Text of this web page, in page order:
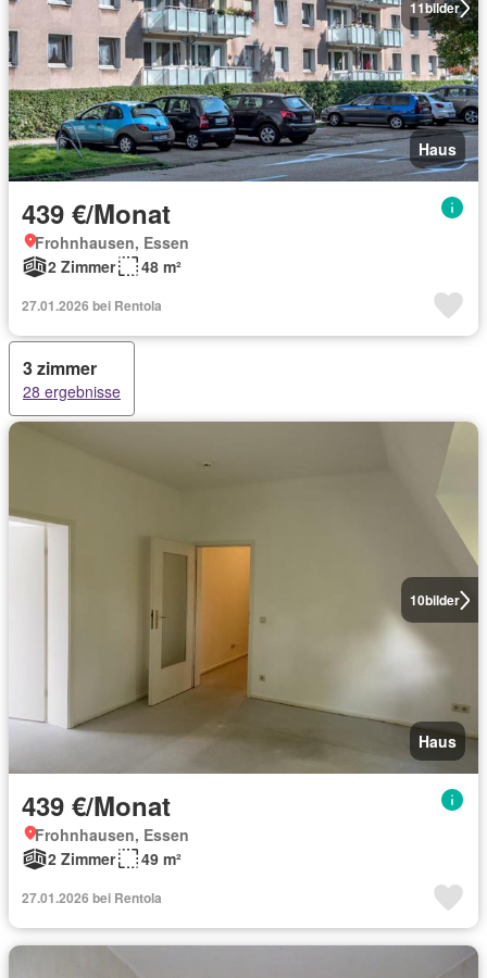
11bilder
Haus
439 €/Monat
Frohnhausen, Essen
2 Zimmer
48 m²
27.01.2026 bei Rentola
3 zimmer
28 ergebnisse
10bilder
Haus
439 €/Monat
Frohnhausen, Essen
2 Zimmer
49 m²
27.01.2026 bei Rentola